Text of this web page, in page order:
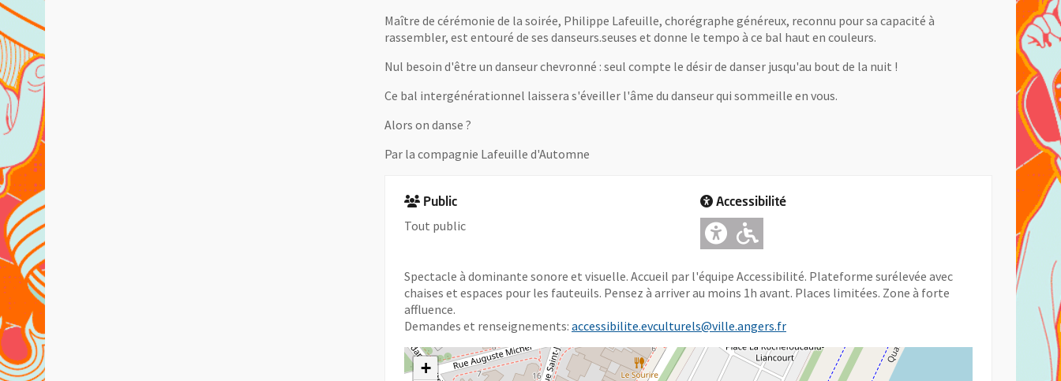
Maître de cérémonie de la soirée, Philippe Lafeuille, chorégraphe généreux, reconnu pour sa capacité à
rassembler, est entouré de ses danseurs.seuses et donne le tempo à ce bal haut en couleurs.
Nul besoin d'être un danseur chevronné : seul compte le désir de danser jusqu'au bout de la nuit !
Ce bal intergénérationnel laissera s'éveiller l'âme du danseur qui sommeille en vous.
Alors on danse ?
Par la compagnie Lafeuille d'Automne
Public
Tout public
Accessibilité
Adapté pour l'handicap Mental
Adapté pour l'handicap Moteur
Spectacle à dominante sonore et visuelle. Accueil par l'équipe Accessibilité. Plateforme surélevée avec
chaises et espaces pour les fauteuils. Pensez à arriver au moins 1h avant. Places limitées. Zone à forte
affluence.
Demandes et renseignements: accessibilite.evculturels@ville.angers.fr
+